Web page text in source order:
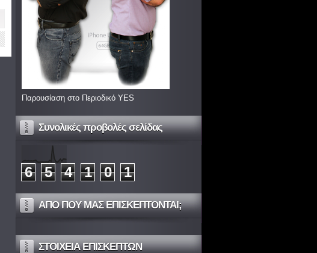
Παρουσίαση στο Περιοδικό YES
Συνολικές προβολές σελίδας
6 5 4 1 0 1
ΑΠΟ ΠΟΥ ΜΑΣ ΕΠΙΣΚΕΠΤΟΝΤΑΙ;
ΣΤΟΙΧΕΙΑ ΕΠΙΣΚΕΠΤΩΝ